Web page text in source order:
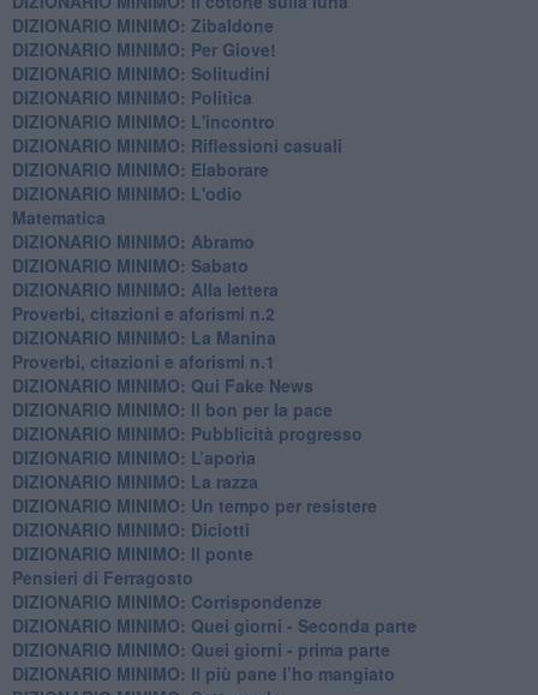
DIZIONARIO MINIMO: Zibaldone
DIZIONARIO MINIMO: Per Giove!
DIZIONARIO MINIMO: Solitudini
DIZIONARIO MINIMO: Politica
DIZIONARIO MINIMO: L'incontro
DIZIONARIO MINIMO: Riflessioni casuali
DIZIONARIO MINIMO: Elaborare
DIZIONARIO MINIMO: L'odio
​Matematica
DIZIONARIO MINIMO: Abramo
DIZIONARIO MINIMO: Sabato
​DIZIONARIO MINIMO: Alla lettera
Proverbi, citazioni e aforismi n.2
DIZIONARIO MINIMO: La Manina
​Proverbi, citazioni e aforismi n.1
DIZIONARIO MINIMO: Qui Fake News
DIZIONARIO MINIMO: ​Il bon per la pace
DIZIONARIO MINIMO: Pubblicità progresso
DIZIONARIO MINIMO: L’aporìa
DIZIONARIO MINIMO: La razza
DIZIONARIO MINIMO: Un tempo per resistere
DIZIONARIO MINIMO: Diciotti
DIZIONARIO MINIMO: Il ponte
Pensieri di Ferragosto
DIZIONARIO MINIMO: Corrispondenze
DIZIONARIO MINIMO: Quei giorni - Seconda parte
DIZIONARIO MINIMO: Quei giorni - prima parte
DIZIONARIO MINIMO: Il più pane l’ho mangiato